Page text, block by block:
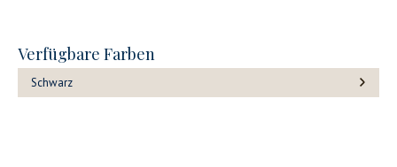
Verfügbare Farben
Schwarz